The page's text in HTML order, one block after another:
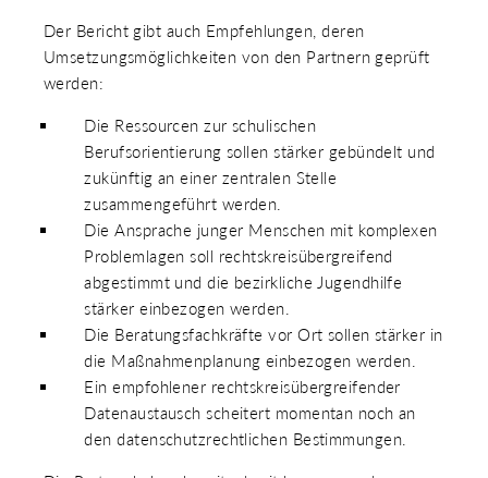
Der Bericht gibt auch Empfehlungen, deren
Umsetzungsmöglichkeiten von den Partnern geprüft
werden:
Die Ressourcen zur schulischen
Berufsorientierung sollen stärker gebündelt und
zukünftig an einer zentralen Stelle
zusammengeführt werden.
Die Ansprache junger Menschen mit komplexen
Problemlagen soll rechtskreisübergreifend
abgestimmt und die bezirkliche Jugendhilfe
stärker einbezogen werden.
Die Beratungsfachkräfte vor Ort sollen stärker in
die Maßnahmenplanung einbezogen werden.
Ein empfohlener rechtskreisübergreifender
Datenaustausch scheitert momentan noch an
den datenschutzrechtlichen Bestimmungen.